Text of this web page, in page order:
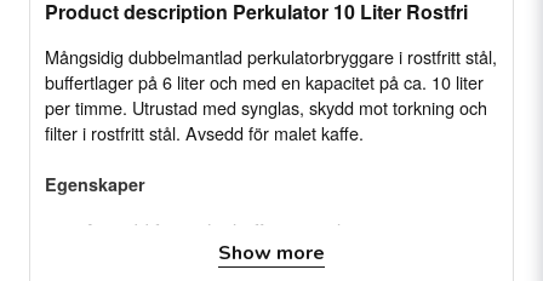
Product description Perkulator 10 Liter Rostfri
Mångsidig dubbelmantlad perkulatorbryggare i rostfritt stål,
buffertlager på 6 liter och med en kapacitet på ca. 10 liter
per timme. Utrustad med synglas, skydd mot torkning och
filter i rostfritt stål. Avsedd för malet kaffe.
Egenskaper
Avsedd för malet kaffe, max 1kg
Dubbelmantlad av rostfritt stål
Show more